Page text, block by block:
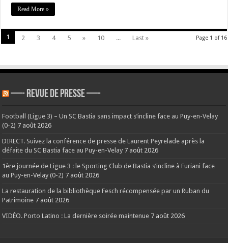
Read More »
Page 1 of 16
1 2 3 4 5 » 10 ... Last »
—- REVUE DE PRESSE —-
Football (Ligue 3) – Un SC Bastia sans impact s’incline face au Puy-en-Velay
(0-2) 7 août 2026
DIRECT. Suivez la conférence de presse de Laurent Peyrelade après la
défaite du SC Bastia face au Puy-en-Velay 7 août 2026
1ère journée de Ligue 3 : le Sporting Club de Bastia s’incline à Furiani face
au Puy-en-Velay (0-2) 7 août 2026
La restauration de la bibliothèque Fesch récompensée par un Ruban du
Patrimoine 7 août 2026
VIDÉO. Porto Latino : La dernière soirée maintenue 7 août 2026